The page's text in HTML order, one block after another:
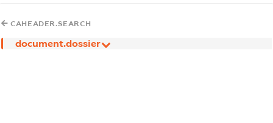
CAHEADER.SEARCH
document.dossier